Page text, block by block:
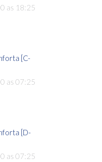
as 18:25
[C-
as 07:25
[D-
as 07:25